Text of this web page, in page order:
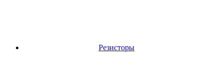
Резисторы